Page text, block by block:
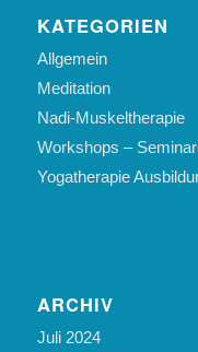
KATEGORIEN
Allgemein
Meditation
Nadi-Muskeltherapie
Workshops –
Yogatherapie
ARCHIV
Juli 2024